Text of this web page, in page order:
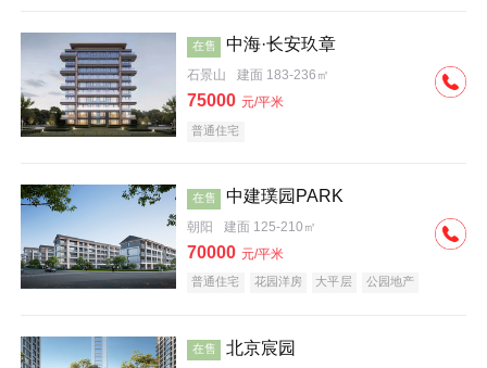
在售 中海·长安玖章
石景山 建面 183-236㎡
75000 元/平米
普通住宅
在售 中建璞园PARK
朝阳 建面 125-210㎡
70000 元/平米
普通住宅 花园洋房 大平层
公园地产
在售 北京宸园